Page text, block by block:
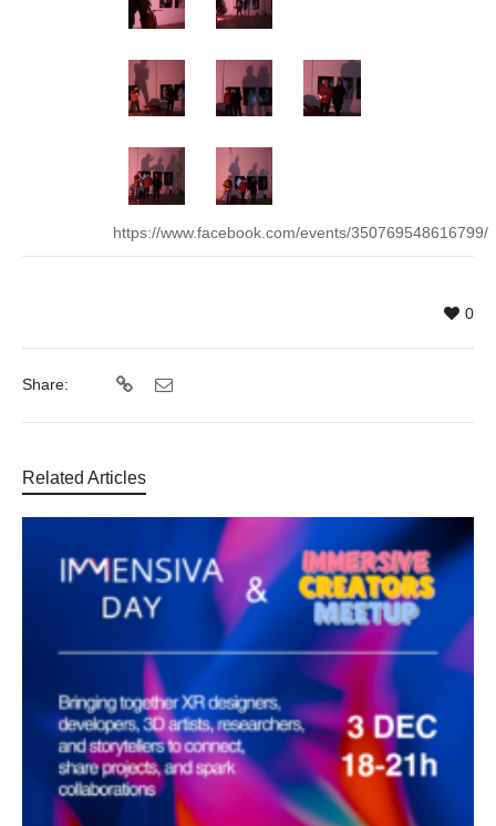
https://www.facebook.com/events/350769548616799/
0
Share:
Related Articles